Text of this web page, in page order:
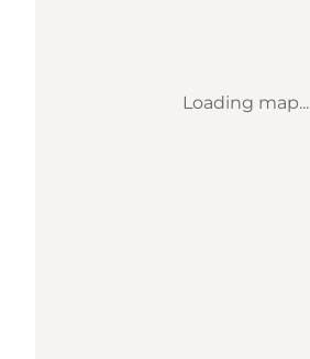
Loading map...